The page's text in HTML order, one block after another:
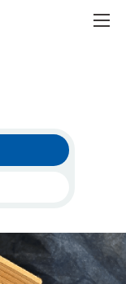
trending_flat